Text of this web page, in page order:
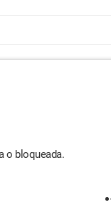
o bloqueada.